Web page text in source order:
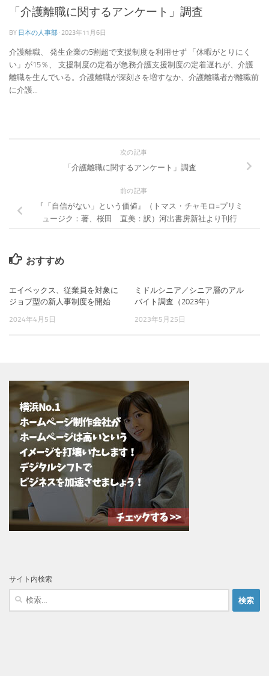
「介護離職に関するアンケート」調査
BY 日本の人事部 · 2023年11月6日
介護離職、 発生企業の5割超で支援制度を利用せず 「休暇がとりにく
い」が15％、 支援制度の定着が急務介護支援制度の定着遅れが、介護
離職を生んでいる。介護離職が深刻さを増すなか、介護離職者が離職前
に介護...
次の記事
「介護離職に関するアンケート」調査
前の記事
『「自信がない」という価値』（トマス・チャモロ=プリミ
ュージク：著、桜田 直美：訳）河出書房新社より刊行
おすすめ
エイベックス、従業員を対象に
ジョブ型の新人事制度を開始
2024年4月5日
ミドルシニア／シニア層のアル
バイト調査（2023年）
2023年5月25日
サイト内検索
検